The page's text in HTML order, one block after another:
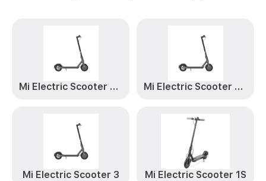
Mi Electric Scooter Pro 2 Mi Electric Scooter Essential
Mi Electric Scooter 3 Mi Electric Scooter 1S